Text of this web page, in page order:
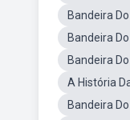
Bandeira
Bandeira
Bandeira
A História
Bandeira